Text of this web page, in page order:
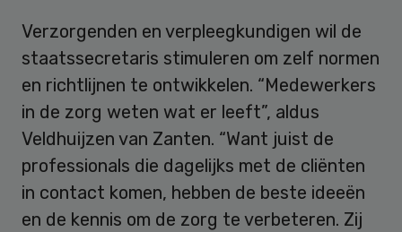
Verzorgenden en verpleegkundigen wil de
staatssecretaris stimuleren om zelf normen
en richtlijnen te ontwikkelen. “Medewerkers
in de zorg weten wat er leeft”, aldus
Veldhuijzen van Zanten. “Want juist de
professionals die dagelijks met de cliënten
in contact komen, hebben de beste ideeën
en de kennis om de zorg te verbeteren. Zij